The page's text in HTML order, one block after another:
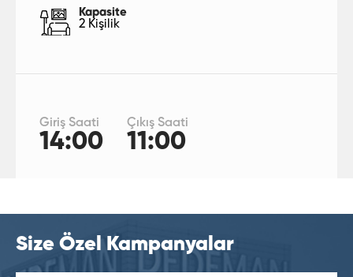
Kapasite
2 Kişilik
Giriş Saati
14:00
Çıkış Saati
11:00
Size Özel Kampanyalar